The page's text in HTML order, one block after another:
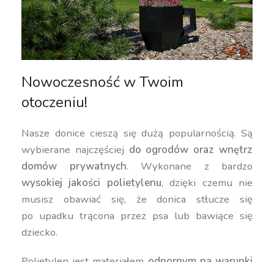
Nowoczesność w Twoim
otoczeniu!
Nasze donice cieszą się dużą popularnością. Są
wybierane najczęściej do ogrodów oraz wnętrz
domów prywatnych. Wykonane z bardzo
wysokiej jakości polietylenu, dzięki czemu nie
musisz obawiać się, że donica stłucze się
po upadku trącona przez psa lub bawiące się
dziecko.